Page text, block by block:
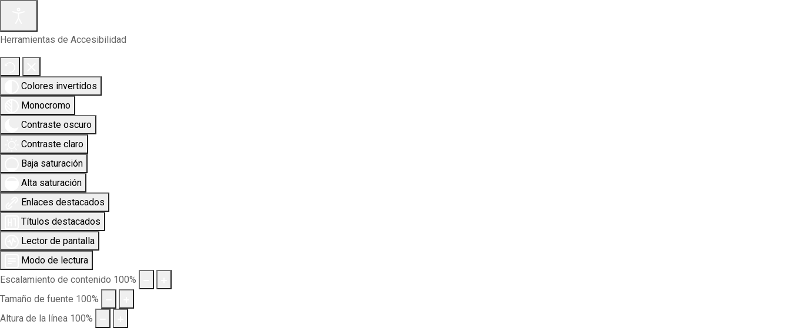
Herramientas de Accesibilidad
Colores invertidos
Monocromo
Contraste oscuro
Contraste claro
Baja saturación
Alta saturación
Enlaces destacados
Títulos destacados
Lector de pantalla
Modo de lectura
Escalamiento de contenido 100%
Tamaño de fuente 100%
Altura de la línea 100%